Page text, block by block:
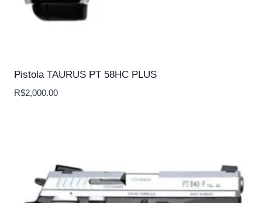
Pistola TAURUS PT 58HC PLUS
R$2,000.00